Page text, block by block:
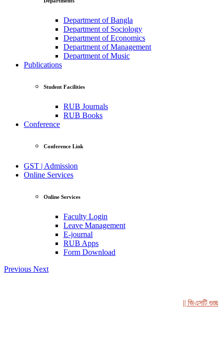
Department of Bangla
Department of Sociology
Department of Economics
Department of Management
Department of Music
Publications
Student Facilities
RUB Journals
RUB Books
Conference
Conference Link
GST | Admission
Online Services
Online Services
Faculty Login
Leave Management
E-journal
RUB Apps
Form Download
Previous Next
|| জিএসটি